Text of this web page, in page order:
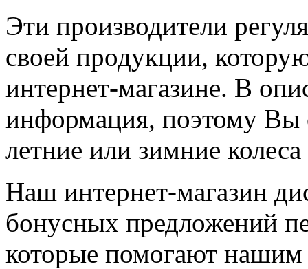
Эти производители
своей продукции,
интернет-магазине. В
информация, поэтому Вы
летние или зимние
Наш интернет-магазин
бонусных предложений
которые помогают нашим